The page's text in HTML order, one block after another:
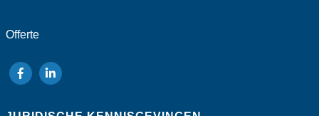
Offerte
volg
volg